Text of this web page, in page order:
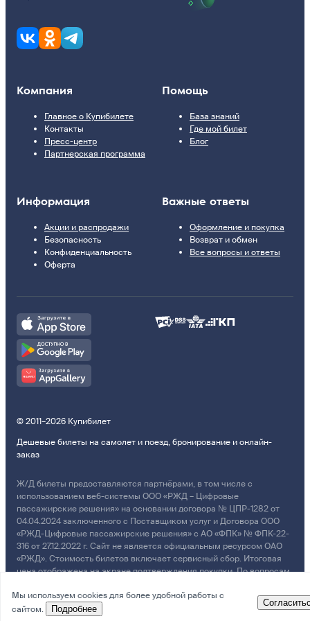
Компания
Главное о Купибилете
Контакты
Пресс-центр
Партнерская программа
Помощь
База знаний
Где мой билет
Блог
Информация
Акции и распродажи
Безопасность
Конфиденциальность
Оферта
Важные ответы
Оформление и покупка
Возврат и обмен
Все вопросы и ответы
© 2011–2026 Купибилет
Дешевые билеты на самолет и поезд, бронирование и онлайн-
заказ
Ж/Д билеты предоставляются партнёрами, в том числе с
использованием веб-системы ООО «РЖД – Цифровые
пассажирские решения» на основании договора № ЦПР-1282 от
04.04.2024 заключенного с Поставщиком услуг и Договора ООО
«РЖД-Цифровые пассажирские решения» с АО «ФПК» № ФПК-22-
316 от 27.12.2022 г. Сайт не является официальным ресурсом ОАО
«РЖД». Стоимость билетов включает сервисный сбор. Итоговая
цена отображена на экране подтверждения покупки. По вопросам
возмещении убытков просим обращаться в Службу Заботы.
Мы используем cookies для более удобной работы с
сайтом.
Подробнее